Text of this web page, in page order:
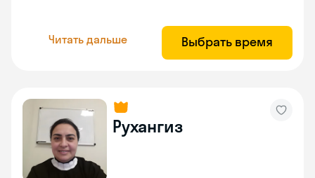
Читать дальше Выбрать время
Рухангиз